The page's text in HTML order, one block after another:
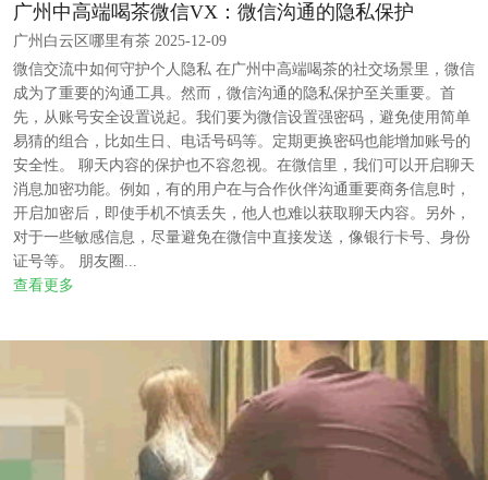
‌广州中高端喝茶微信VX‌：微信沟通的隐私保护
广州白云区哪里有茶 2025-12-09
微信交流中如何守护个人隐私 在广州中高端喝茶的社交场景里，微信
成为了重要的沟通工具。然而，微信沟通的隐私保护至关重要。首
先，从账号安全设置说起。我们要为微信设置强密码，避免使用简单
易猜的组合，比如生日、电话号码等。定期更换密码也能增加账号的
安全性。 聊天内容的保护也不容忽视。在微信里，我们可以开启聊天
消息加密功能。例如，有的用户在与合作伙伴沟通重要商务信息时，
开启加密后，即使手机不慎丢失，他人也难以获取聊天内容。另外，
对于一些敏感信息，尽量避免在微信中直接发送，像银行卡号、身份
证号等。 朋友圈...
查看更多